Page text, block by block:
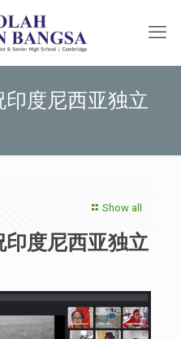
度尼西亚独立
Show all
印度尼西亚独立